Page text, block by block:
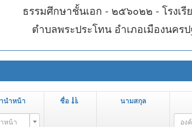
ธรรมศึกษาชั้นเอก - ๒๕๖๐๒๒ - โรงเรี
ตำบลพระประโทน อำเภอเมืองนคร
นำหน้า ชื่อ นามสกุล
หน้า อง